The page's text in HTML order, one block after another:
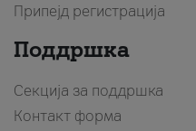
Припејд регистрација
Поддршка
Секција за поддршка
Контакт форма